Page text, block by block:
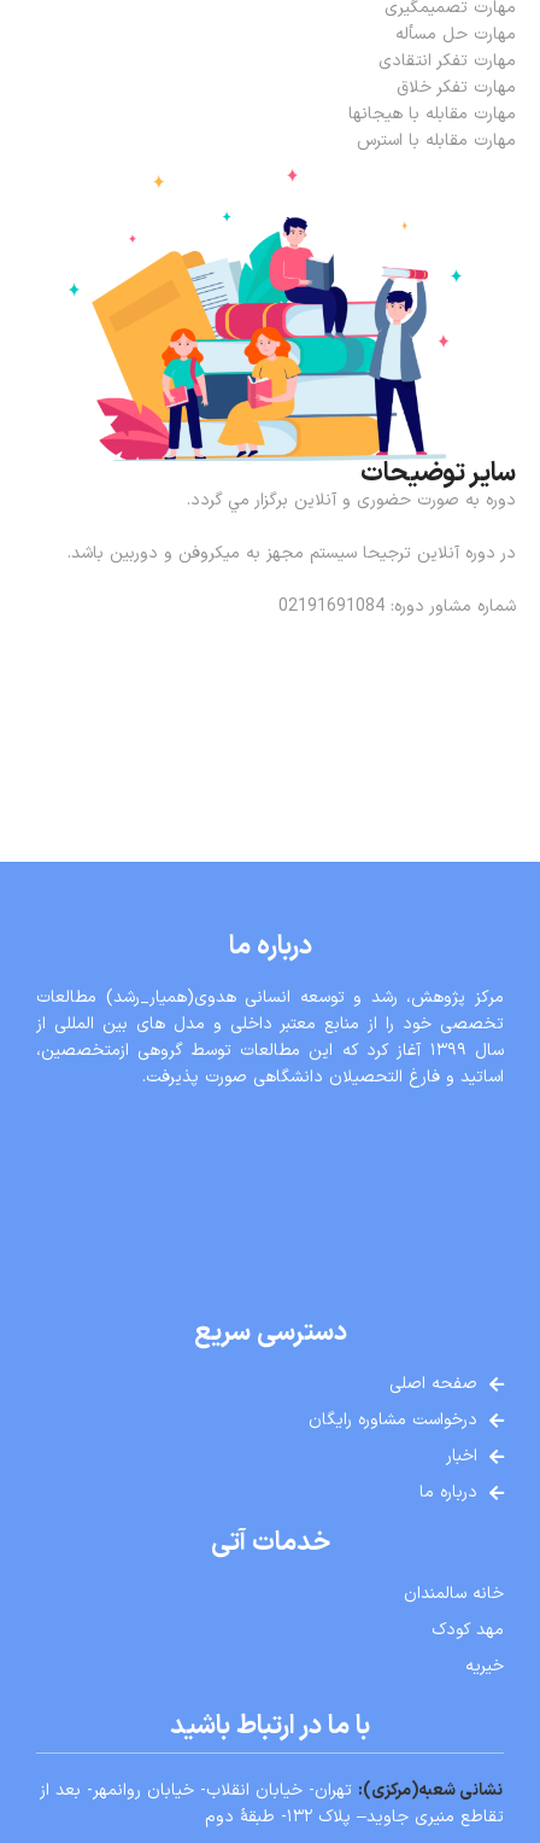
مهارت تصمیم­گیری
مهارت حل مسأله
مهارت تفکر انتقادی
مهارت تفکر خلاق
مهارت مقابله با هیجان­ها
مهارت مقابله با استرس
سایر توضیحات
دوره به صورت حضوری و آنلاين برگزار مي گردد.
در دوره آنلاین ترجیحا سیستم مجهز به ميكروفن و دوربین باشد.
شماره مشاور دوره: 02191691084
درباره ما
مرکز پژوهش، رشد و توسعه انسانی هدوی(همیار_رشد) مطالعات
تخصصی خود را از منابع معتبر داخلی و مدل های بین المللی از
سال ١٣٩٩ آغاز کرد که این مطالعات توسط گروهی ازمتخصصین،
اساتید و فارغ التحصیلان دانشگاهی صورت پذیرفت.
دسترسی سریع
صفحه اصلی
درخواست مشاوره رایگان
اخبار
درباره ما
خدمات آتی
خانه سالمندان
مهد کودک
خیریه
با ما در ارتباط باشید
نشانی شعبه(مركزی): تهران- خيابان انقلاب- خيابان روانمهر- بعد از
تقاطع منيری جاويد– پلاک ۱۳۲- طبقۀ دوم